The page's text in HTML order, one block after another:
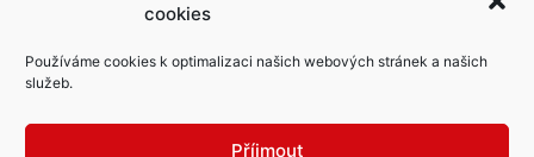
cookies
Používáme cookies k optimalizaci našich webových stránek a našich
služeb.
Příjmout
INFORMACE A KODEX DISKUTUJÍCÍCH
LOGO A LOGO MANUÁL